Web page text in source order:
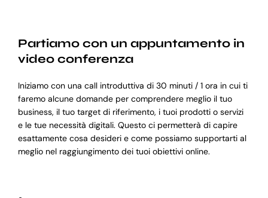
Partiamo con un appuntamento in
video conferenza
Iniziamo con una call introduttiva di 30 minuti / 1 ora in cui ti
faremo alcune domande per comprendere meglio il tuo
business, il tuo target di riferimento, i tuoi prodotti o servizi
e le tue necessità digitali. Questo ci permetterà di capire
esattamente cosa desideri e come possiamo supportarti al
meglio nel raggiungimento dei tuoi obiettivi online.